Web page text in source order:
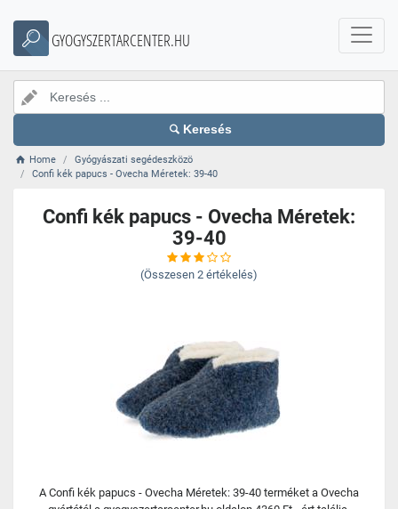
GYOGYSZERTARCENTER.HU
Keresés
Home
Gyógyászati segédeszközö
Confi kék papucs - Ovecha Méretek: 39-40
Confi kék papucs - Ovecha Méretek:
39-40
(Összesen 2 értékelés)
A Confi kék papucs - Ovecha Méretek: 39-40 terméket a Ovecha